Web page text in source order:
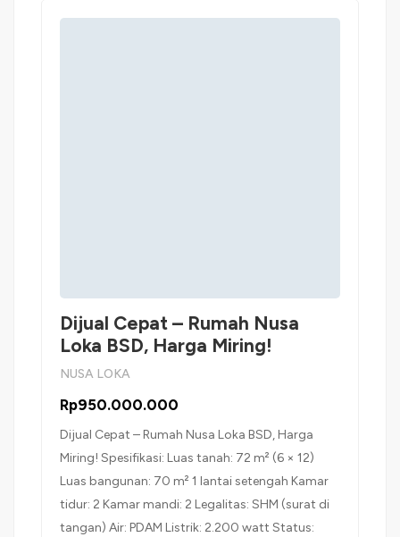
Dijual Cepat – Rumah Nusa
Loka BSD, Harga Miring!
NUSA LOKA
Rp950.000.000
Dijual Cepat – Rumah Nusa Loka BSD, Harga
Miring! Spesifikasi: Luas tanah: 72 m² (6 × 12)
Luas bangunan: 70 m² 1 lantai setengah Kamar
tidur: 2 Kamar mandi: 2 Legalitas: SHM (surat di
tangan) Air: PDAM Listrik: 2.200 watt Status: